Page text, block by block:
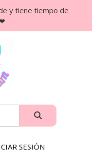
y tiene tiempo de
SESIÓN